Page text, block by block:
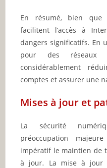
En résumé, bien que
facilitent l’accès à
dangers significatifs. En
pour des réseaux
considérablement
comptes et assurer une
Mises à jour et
La sécurité
préoccupation
impératif le maintien de
à jour. La mise à jour